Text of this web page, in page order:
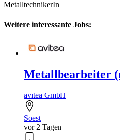
MetalltechnikerIn
Weitere interessante Jobs:
Metallbearbeiter
avitea GmbH
Soest
vor 2 Tagen